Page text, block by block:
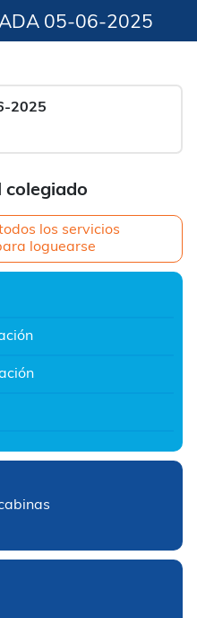
05-06-2025
colegiado
los servicios
loguearse
2025